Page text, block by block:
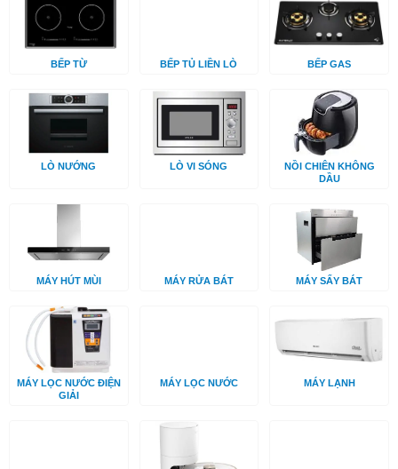
BẾP TỪ BẾP TỦ LIỀN LÒ BẾP GAS
LÒ NƯỚNG LÒ VI SÓNG
NỒI CHIÊN KHÔNG
DẦU
MÁY HÚT MÙI MÁY RỬA BÁT MÁY SẤY BÁT
MÁY LỌC NƯỚC ĐIỆN
GIẢI
MÁY LỌC NƯỚC MÁY LẠNH